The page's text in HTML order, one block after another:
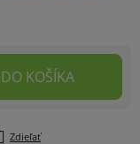
DO KOŠÍKA
Zdieľať